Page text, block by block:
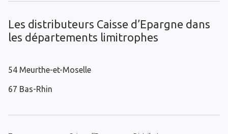
Les distributeurs Caisse d’Epargne dans
les départements limitrophes
54 Meurthe-et-Moselle
67 Bas-Rhin